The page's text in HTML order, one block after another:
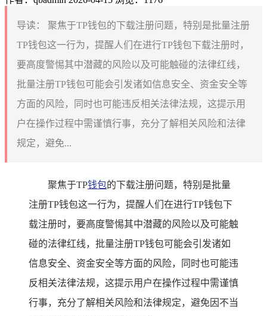
导读：
聚焦于TP钱包的下载注册问题，特别是批量注册
TP钱包这一行为，提醒人们在进行TP钱包下载注册时，
要高度警惕其中潜藏的风险以及可能触碰的法律红线，
批量注册TP钱包可能会引发诸如信息安全、资金安全等
方面的风险，同时也可能违反相关法律法规，这提示用
户在操作过程中需谨慎行事，充分了解相关风险和法律
规定，避免...
聚焦于TP钱包的下载注册问题，特别是批量
注册TP钱包这一行为，提醒人们在进行TP钱包下
载注册时，要高度警惕其中潜藏的风险以及可能触
碰的法律红线，批量注册TP钱包可能会引发诸如
信息安全、资金安全等方面的风险，同时也可能违
反相关法律法规，这提示用户在操作过程中需谨慎
行事，充分了解相关风险和法律规定，避免因不当